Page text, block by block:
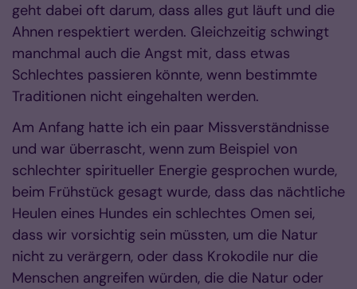
geht dabei oft darum, dass alles gut läuft und die
Ahnen respektiert werden. Gleichzeitig schwingt
manchmal auch die Angst mit, dass etwas
Schlechtes passieren könnte, wenn bestimmte
Traditionen nicht eingehalten werden.
Am Anfang hatte ich ein paar Missverständnisse
und war überrascht, wenn zum Beispiel von
schlechter spiritueller Energie gesprochen wurde,
beim Frühstück gesagt wurde, dass das nächtliche
Heulen eines Hundes ein schlechtes Omen sei,
dass wir vorsichtig sein müssten, um die Natur
nicht zu verärgern, oder dass Krokodile nur die
Menschen angreifen würden, die die Natur oder